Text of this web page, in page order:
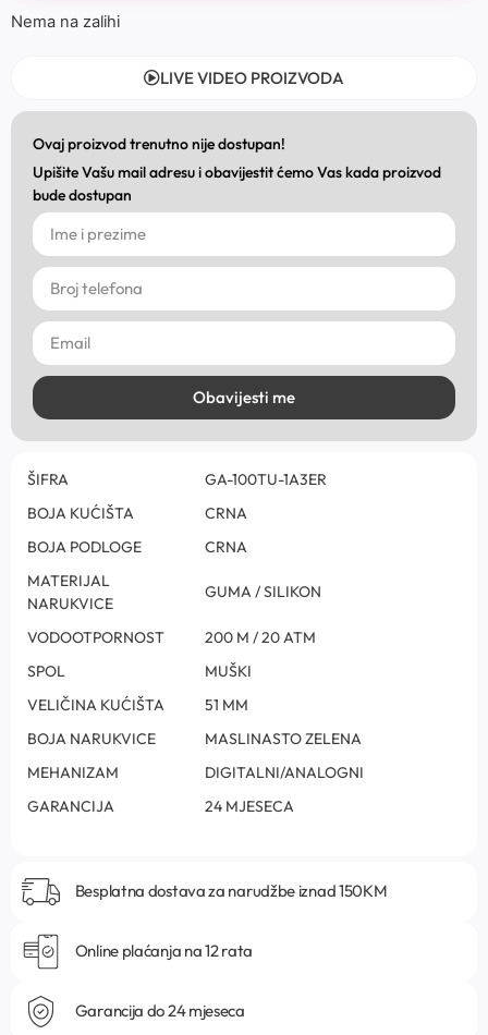
Nema na zalihi
LIVE VIDEO PROIZVODA
Ovaj proizvod trenutno nije dostupan!
Upišite Vašu mail adresu i obavijestit ćemo Vas kada proizvod
bude dostupan
Obavijesti me
ŠIFRA
GA-100TU-1A3ER
BOJA KUĆIŠTA
CRNA
BOJA PODLOGE
CRNA
MATERIJAL
NARUKVICE
GUMA / SILIKON
VODOOTPORNOST
200 M / 20 ATM
SPOL
MUŠKI
VELIČINA KUĆIŠTA
51 MM
BOJA NARUKVICE
MASLINASTO ZELENA
MEHANIZAM
DIGITALNI/ANALOGNI
GARANCIJA
24 MJESECA
Besplatna dostava za narudžbe iznad 150KM
Online plaćanja na 12 rata
Garancija do 24 mjeseca